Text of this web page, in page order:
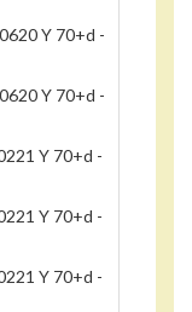
Y 70+d -
Y 70+d -
Y 70+d -
Y 70+d -
Y 70+d -